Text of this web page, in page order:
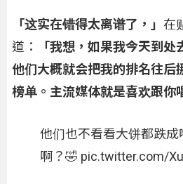
「这实在错得太离谱了，」 在
道：
「我想，如果我今天到处
他们大概就会把我的排名往后
榜单。主流媒体就是喜欢跟你
他们也不看看大饼都跌成
啊？🤣 pic.twitter.com/